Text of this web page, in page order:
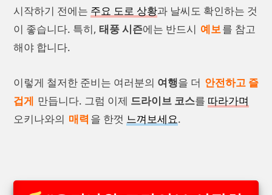
시작하기 전에는 주요 도로 상황과 날씨도 확인하는 것
이 좋습니다. 특히, 태풍 시즌에는 반드시 예보를 참고
해야 합니다.
이렇게 철저한 준비는 여러분의 여행을 더 안전하고 즐
겁게 만듭니다. 그럼 이제 드라이브 코스를 따라가며
오키나와의 매력 을 한껏 느껴보세요.